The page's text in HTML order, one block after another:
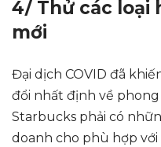
4/ Thử các loại
mới
Đại dịch COVID đã
đổi nhất định về
Starbucks phải có
doanh cho phù hợp với